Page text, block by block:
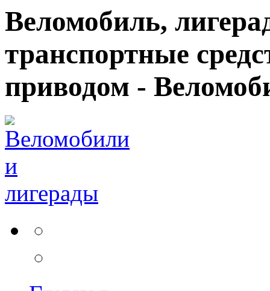
Веломобиль,
транспортные
приводом -